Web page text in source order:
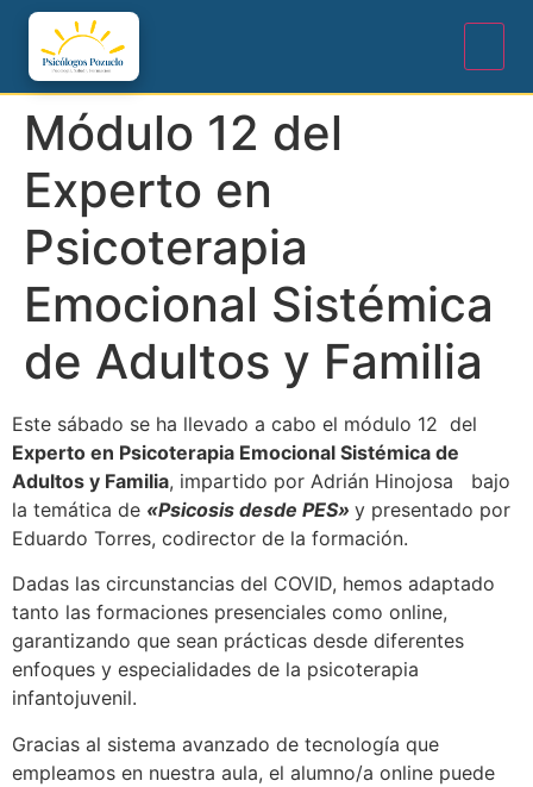
Módulo 12 del
Experto en
Psicoterapia
Emocional Sistémica
de Adultos y Familia
Este sábado se ha llevado a cabo el módulo 12 del
Experto en Psicoterapia Emocional Sistémica de
Adultos y Familia, impartido por Adrián Hinojosa bajo
la temática de «Psicosis desde PES» y presentado por
Eduardo Torres, codirector de la formación.
Dadas las circunstancias del COVID, hemos adaptado
tanto las formaciones presenciales como online,
garantizando que sean prácticas desde diferentes
enfoques y especialidades de la psicoterapia
infantojuvenil.
Gracias al sistema avanzado de tecnología que
empleamos en nuestra aula, el alumno/a online puede